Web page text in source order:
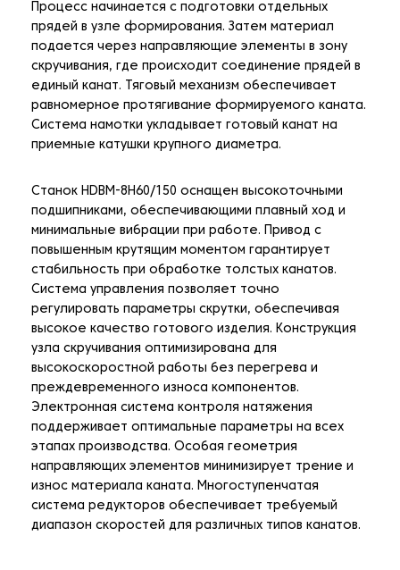
Процесс начинается с подготовки отдельных
прядей в узле формирования. Затем материал
подается через направляющие элементы в зону
скручивания, где происходит соединение прядей в
единый канат. Тяговый механизм обеспечивает
равномерное протягивание формируемого каната.
Система намотки укладывает готовый канат на
приемные катушки крупного диаметра.
Станок HDBM-8H60/150 оснащен высокоточными
подшипниками, обеспечивающими плавный ход и
минимальные вибрации при работе. Привод с
повышенным крутящим моментом гарантирует
стабильность при обработке толстых канатов.
Система управления позволяет точно
регулировать параметры скрутки, обеспечивая
высокое качество готового изделия. Конструкция
узла скручивания оптимизирована для
высокоскоростной работы без перегрева и
преждевременного износа компонентов.
Электронная система контроля натяжения
поддерживает оптимальные параметры на всех
этапах производства. Особая геометрия
направляющих элементов минимизирует трение и
износ материала каната. Многоступенчатая
система редукторов обеспечивает требуемый
диапазон скоростей для различных типов канатов.